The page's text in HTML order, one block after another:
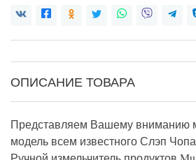
ОПИСАНИЕ ТОВАРА
Представляем Вашему вниманию
модель всем известного Слэп